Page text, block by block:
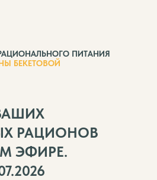
РАЦИОНОВ
ЭФИРЕ.
ПИТАНИЯ
БЕКЕТОВОЙ